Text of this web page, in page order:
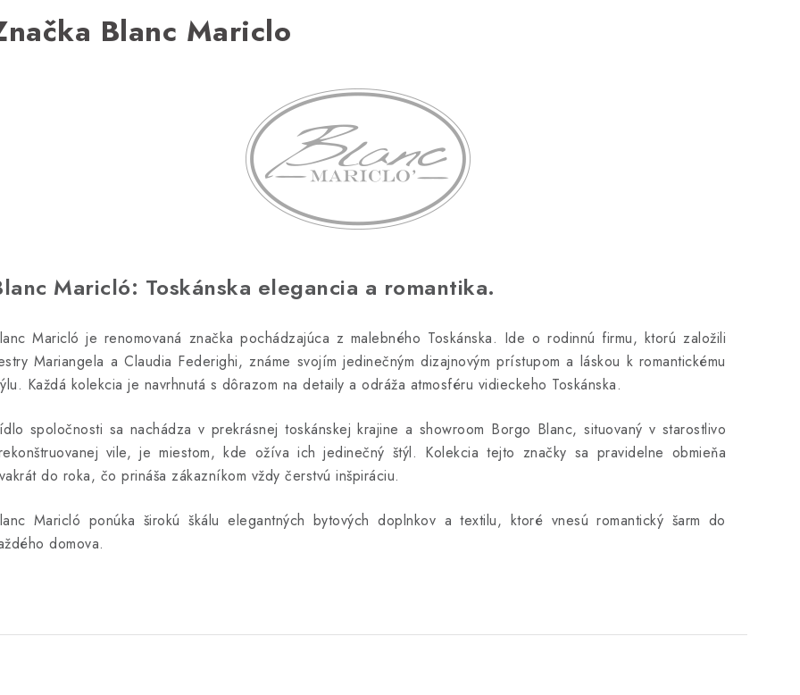
Blanc Mariclo
Maricló: Toskánska elegancia a romantika.
Maricló je renomovaná značka pochádzajúca z malebného Toskánska. Ide o rodinnú firmu, ktorú založili
Mariangela a Claudia Federighi, známe svojím jedinečným dizajnovým prístupom a láskou k romantickému
Každá kolekcia je navrhnutá s dôrazom na detaily a odráža atmosféru vidieckeho Toskánska.
spoločnosti sa nachádza v prekrásnej toskánskej krajine a showroom Borgo Blanc, situovaný v starostlivo
vile, je miestom, kde ožíva ich jedinečný štýl. Kolekcia tejto značky sa pravidelne obmieňa
do roka, čo prináša zákazníkom vždy čerstvú inšpiráciu.
Maricló ponúka širokú škálu elegantných bytových doplnkov a textilu, ktoré vnesú romantický šarm do
domova.